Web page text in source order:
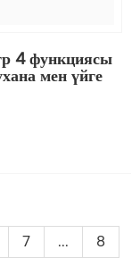
4 функциясы
мен үйге
7 ...
8